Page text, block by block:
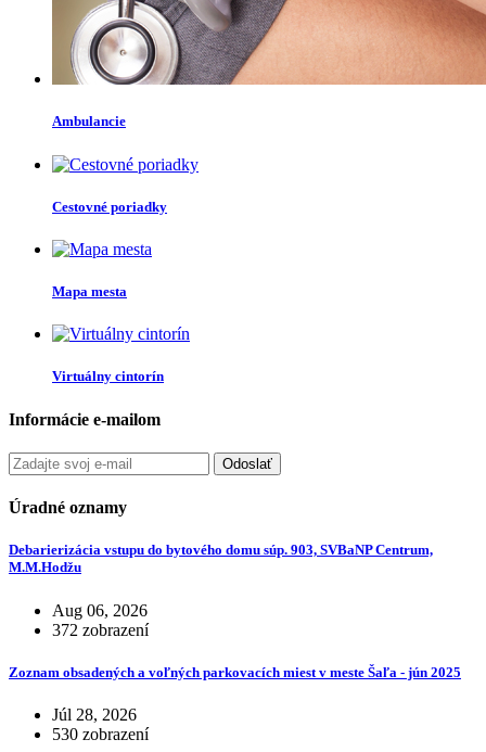
Ambulancie
Cestovné poriadky
Mapa mesta
Virtuálny cintorín
Informácie e-mailom
Odoslať
Úradné oznamy
Debarierizácia vstupu do bytového domu súp. 903, SVBaNP Centrum,
M.M.Hodžu
Aug 06, 2026
372 zobrazení
Zoznam obsadených a voľných parkovacích miest v meste Šaľa - jún 2025
Júl 28, 2026
530 zobrazení